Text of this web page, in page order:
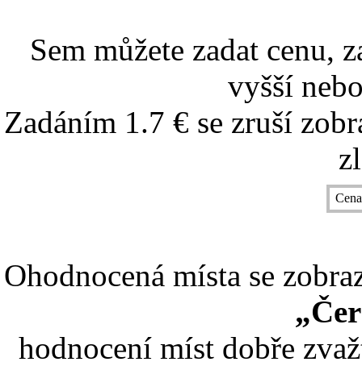
Sem můžete zadat cenu,
vyšší
Zadáním 1.7 € se zruší
Ohodnocená místa se
hodnocení míst dobře